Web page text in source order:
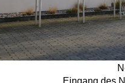
Eingang des